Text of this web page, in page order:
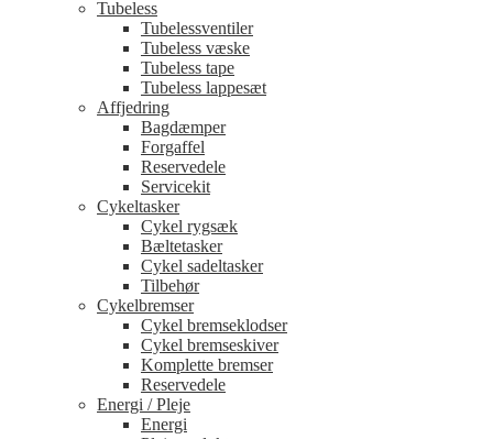
Tubeless
Tubelessventiler
Tubeless væske
Tubeless tape
Tubeless lappesæt
Affjedring
Bagdæmper
Forgaffel
Reservedele
Servicekit
Cykeltasker
Cykel rygsæk
Bæltetasker
Cykel sadeltasker
Tilbehør
Cykelbremser
Cykel bremseklodser
Cykel bremseskiver
Komplette bremser
Reservedele
Energi / Pleje
Energi